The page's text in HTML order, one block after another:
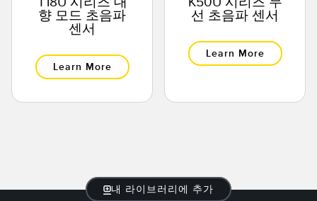
향 모드 초음파
센서
Learn More
선 초음파 센서
Learn More
내 라이브러리에 추가